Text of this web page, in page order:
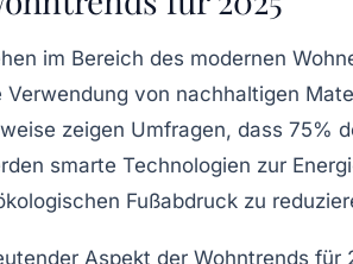
im Bereich des modernen
Verwendung von nachhaltigen
zeigen Umfragen, dass 75%
smarte Technologien zur
Fußabdruck zu
Aspekt der Wohntrends